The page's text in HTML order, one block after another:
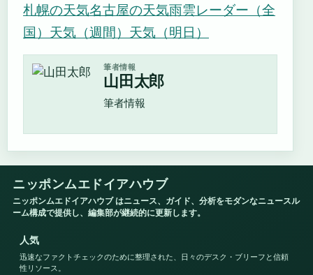
札幌の天気名古屋の天気雨雲レーダー（全
国） 天気（週間） 天気（明日）
筆者情報
山田太郎
筆者情報
ニッポンムエドイアハウブ
ニッポンムエドイアハウブ はニュース、ガイド、分析をモダンなニュースル
ーム構成で提供し、編集部が継続的に更新します。
人気
迅速なファクトチェックのために整理された、日々のデスク・ブリーフと信頼
性リソース。